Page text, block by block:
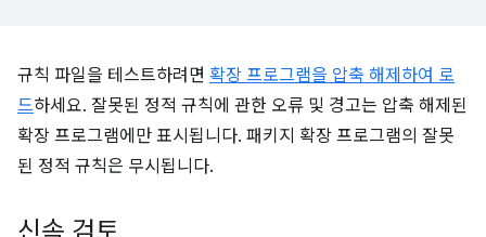
규칙 파일을 테스트하려면 확장 프로그램을 압축 해제하여 로
드하세요. 잘못된 정적 규칙에 관한 오류 및 경고는 압축 해제된
확장 프로그램에만 표시됩니다. 패키지 확장 프로그램의 잘못
된 정적 규칙은 무시됩니다.